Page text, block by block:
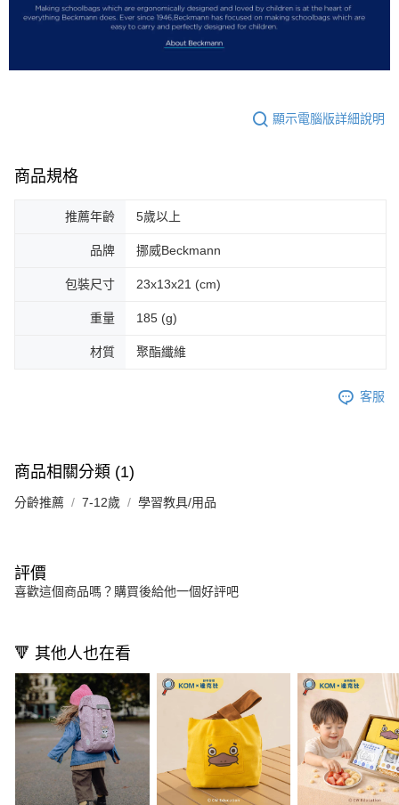
顯示電腦版詳細說明
商品規格
推薦年齡 5歲以上
品牌 挪威Beckmann
包裝尺寸 23x13x21 (cm)
重量 185 (g)
材質 聚酯纖維
客服
商品相關分類 (1)
分齡推薦 7-12歲 學習教具/用品
評價
喜歡這個商品嗎？購買後給他一個好評吧
🔻 其他人也在看